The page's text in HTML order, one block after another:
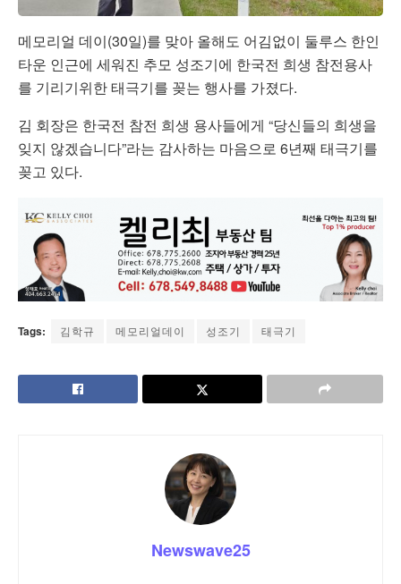
메모리얼 데이(30일)를 맞아 올해도 어김없이 둘루스 한인
타운 인근에 세워진 추모 성조기에 한국전 희생 참전용사
를 기리기위한 태극기를 꽂는 행사를 가졌다.
김 회장은 한국전 참전 희생 용사들에게 “당신들의 희생을
잊지 않겠습니다”라는 감사하는 마음으로 6년째 태극기를
꽂고 있다.
Tags: 김학규 메모리얼데이 성조기 태극기
Newswave25